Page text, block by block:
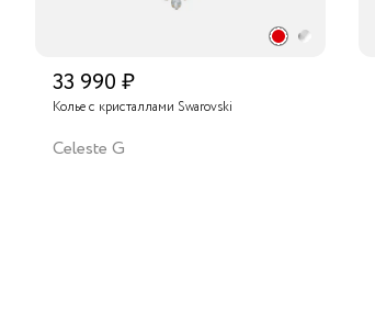
33 990 ₽
Колье с кристаллами Swarovski
Celeste G